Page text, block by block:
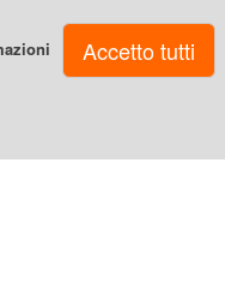
tondo in legno
legno. Diametro 5 cm
10 giorni lavorativi
trattamento dei dati:
accedervi, Dati di
attraverso la scansione